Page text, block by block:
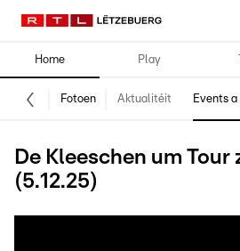
Home Play
Fotoen Aktualitéit Events
De Kleeschen um Tour
(5.12.25)